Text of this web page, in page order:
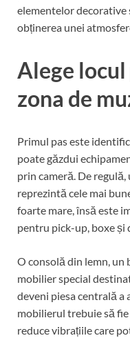
elementelor
obținerea unei
Alege
zona de
Primul pas este
poate găzdui
prin cameră. De
reprezintă cele mai
foarte mare, însă este
pentru pick-up, boxe și
O consolă din lemn, un
mobilier special
deveni piesa centrală a
mobilierul trebuie să
reduce vibrațiile care